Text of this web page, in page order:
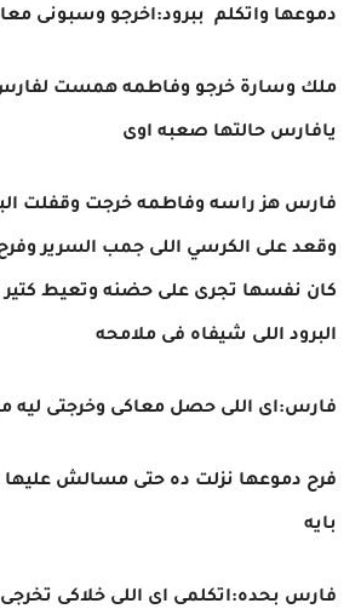
دموعها واتكلم ببرود:اخرجو وسبونى
ملك وسارة خرجو وفاطمه همست
يافارس حالتها صعبه اوى
فارس هز راسه وفاطمه خرجت وقفلت
وقعد على الكرسي اللى جمب السرير
كان نفسها تجرى على حضنه وتعيط
البرود اللى شيفاه فى ملامحه
فارس:اى اللى حصل معاكى وخرجتى ليه
فرح دموعها نزلت ده حتى مسالش عليها
بايه
فارس بحده:اتكلمى اى اللى خلاكى